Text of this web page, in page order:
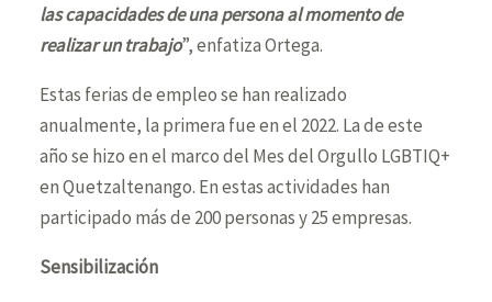
las capacidades de una persona al momento de
realizar un trabajo”, enfatiza Ortega.
Estas ferias de empleo se han realizado
anualmente, la primera fue en el 2022. La de este
año se hizo en el marco del Mes del Orgullo LGBTIQ+
en Quetzaltenango. En estas actividades han
participado más de 200 personas y 25 empresas.
Sensibilización